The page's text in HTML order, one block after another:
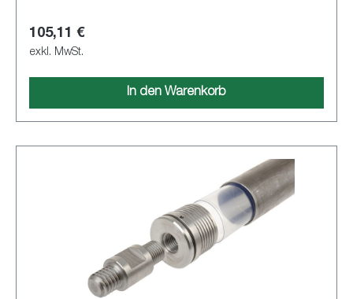
105,11 €
exkl. MwSt.
In den Warenkorb